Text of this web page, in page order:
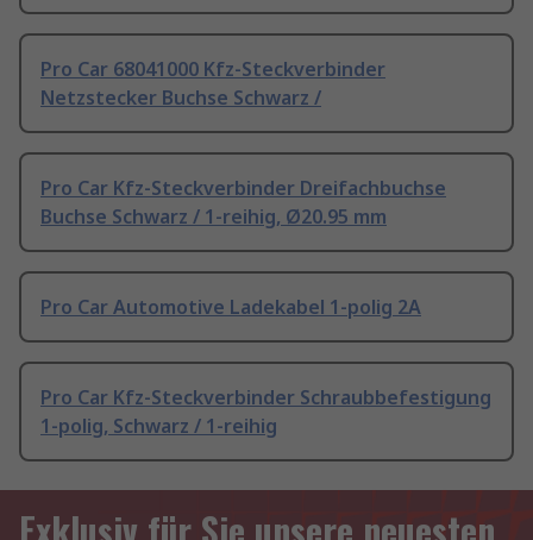
Pro Car 68041000 Kfz-Steckverbinder
Netzstecker Buchse Schwarz /
Pro Car Kfz-Steckverbinder Dreifachbuchse
Buchse Schwarz / 1-reihig, Ø20.95 mm
Pro Car Automotive Ladekabel 1-polig 2A
Pro Car Kfz-Steckverbinder Schraubbefestigung
1-polig, Schwarz / 1-reihig